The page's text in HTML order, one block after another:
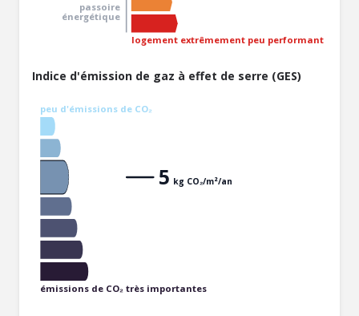
logement extrêmement peu performant
passoire
énergétique
Indice d'émission de gaz à effet de serre (GES)
peu d'émissions de CO₂
émissions de CO₂ très importantes
5 kg CO₂/m²/an